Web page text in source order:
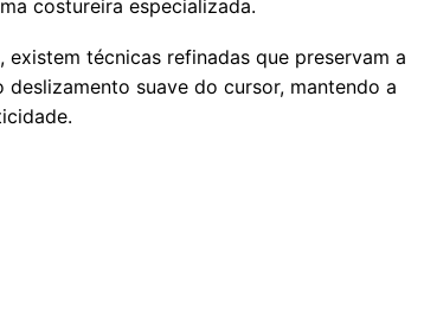
costureira especializada.
técnicas refinadas que preservam a
suave do cursor, mantendo a